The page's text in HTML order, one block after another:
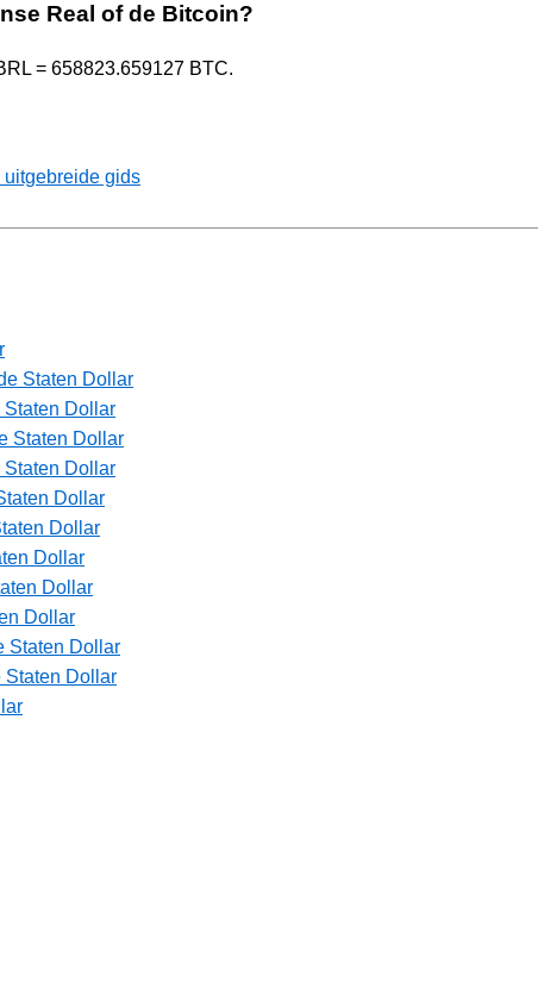
Real of de Bitcoin?
= 658823.659127 BTC.
gids
Staten Dollar
Dollar
Staten Dollar
Dollar
Dollar
Dollar
Dollar
Dollar
Dollar
Staten Dollar
Staten Dollar